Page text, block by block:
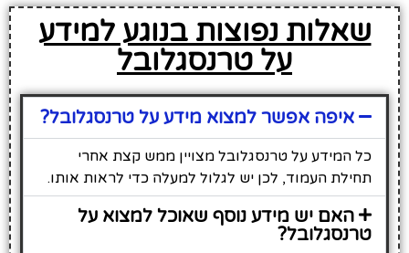
שאלות נפוצות בנוגע למידע
על טרנסגלובל
איפה אפשר למצוא מידע על טרנסגלובל?
כל המידע על טרנסגלובל מצויין ממש קצת אחרי
תחילת העמוד, לכן יש לגלול למעלה כדי לראות אותו.
האם יש מידע נוסף שאוכל למצוא על
טרנסגלובל?